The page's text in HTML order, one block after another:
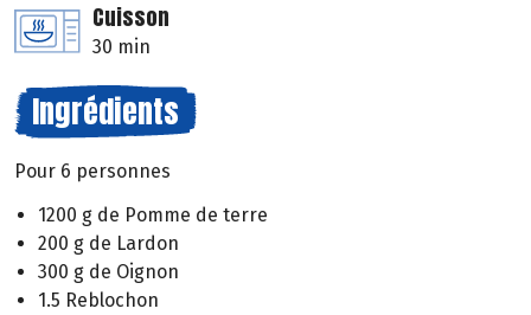
Cuisson
30 min
Ingrédients
Pour 6 personnes
1200 g de Pomme de terre
200 g de Lardon
300 g de Oignon
1.5 Reblochon